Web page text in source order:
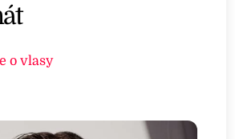
o vlasy